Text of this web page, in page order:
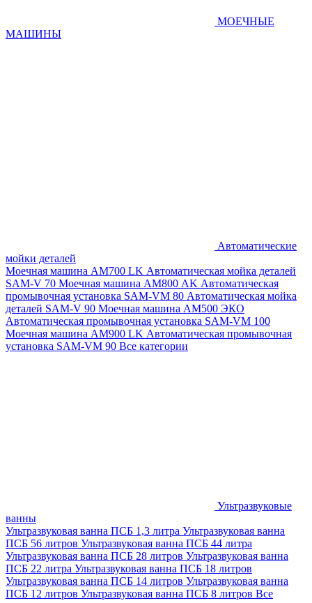
МОЕЧНЫЕ
МАШИНЫ
Автоматические
мойки деталей
Моечная машина AM700 LK Автоматическая мойка деталей
SAM-V 70 Моечная машина АМ800 AK Автоматическая
промывочная установка SAM-VM 80 Автоматическая мойка
деталей SAM-V 90 Моечная машина АМ500 ЭКО
Автоматическая промывочная установка SAM-VM 100
Моечная машина AM900 LK Автоматическая промывочная
установка SAM-VM 90 Все категории
Ультразвуковые
ванны
Ультразвуковая ванна ПСБ 1,3 литра Ультразвуковая ванна
ПСБ 56 литров Ультразвуковая ванна ПСБ 44 литра
Ультразвуковая ванна ПСБ 28 литров Ультразвуковая ванна
ПСБ 22 литра Ультразвуковая ванна ПСБ 18 литров
Ультразвуковая ванна ПСБ 14 литров Ультразвуковая ванна
ПСБ 12 литров Ультразвуковая ванна ПСБ 8 литров Все